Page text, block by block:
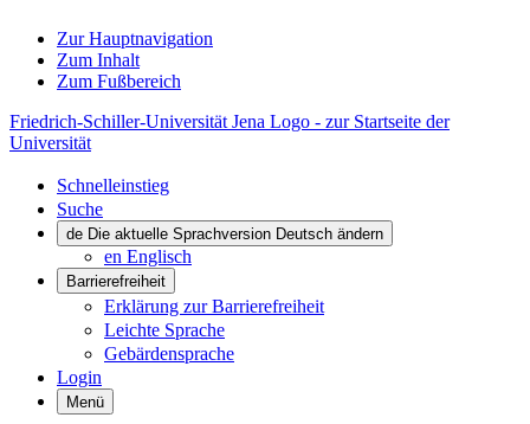
Zur Hauptnavigation
Zum Inhalt
Zum Fußbereich
Friedrich-Schiller-Universität Jena Logo - zur Startseite der
Universität
Schnelleinstieg
Suche
de Die aktuelle Sprachversion Deutsch ändern
en Englisch
Barrierefreiheit
Erklärung zur Barrierefreiheit
Leichte Sprache
Gebärdensprache
Login
Menü